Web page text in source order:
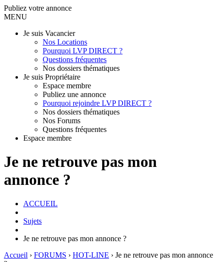
Publiez votre annonce
MENU
Je suis Vacancier
Nos Locations
Pourquoi LVP DIRECT ?
Questions fréquentes
Nos dossiers thématiques
Je suis Propriétaire
Espace membre
Publiez une annonce
Pourquoi rejoindre LVP DIRECT ?
Nos dossiers thématiques
Nos Forums
Questions fréquentes
Espace membre
Je ne retrouve pas mon
annonce ?
ACCUEIL
Sujets
Je ne retrouve pas mon annonce ?
Accueil › FORUMS › HOT-LINE › Je ne retrouve pas mon annonce